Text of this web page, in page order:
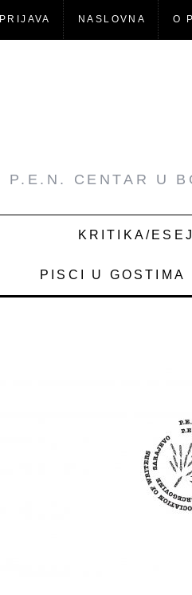
PRIJAVA NASLOVNA O
P.E.N. CENTAR U
KRITIKA/ESEJ
PISCI U GOSTIMA